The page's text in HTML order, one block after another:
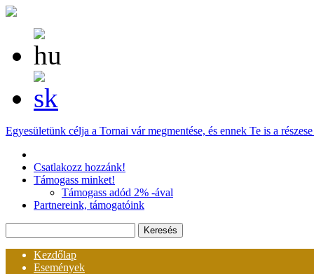
Egyesületünk célja a Tornai vár megmentése, és ennek Te is a
Csatlakozz hozzánk!
Támogass minket!
Támogass adód 2% -ával
Partnereink, támogatóink
Kezdőlap
Események